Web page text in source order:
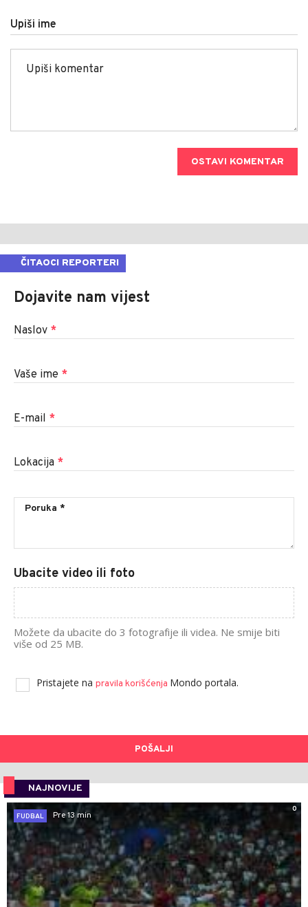
Upiši ime
OSTAVI KOMENTAR
ČITAOCI REPORTERI
Dojavite nam vijest
Naslov *
Vaše ime *
E-mail *
Lokacija *
Ubacite video ili foto
Možete da ubacite do 3 fotografije ili videa. Ne smije biti
više od 25 MB.
Pristajete na pravila korišćenja Mondo portala.
POŠALJI
NAJNOVIJE
0
FUDBAL
Pre 13 min